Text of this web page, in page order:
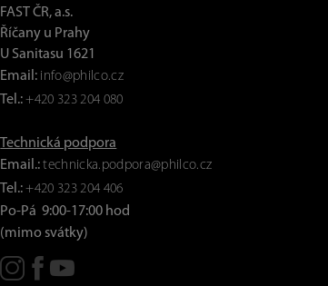
FAST ČR, a.s.
Říčany u Prahy
U Sanitasu 1621
Email: info@philco.cz
Tel.:+420 323 204 080
Technická podpora
Email.:technicka.podpora@philco.cz
Tel.:+420 323 204 406
Po-Pá 9:00-17:00 hod
(mimo svátky)